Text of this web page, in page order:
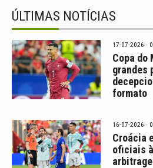
ÚLTIMAS NOTÍCIAS
17-07-2026 ·
Copa do
grandes
formato
16-07-2026 ·
Croácia
oficiais